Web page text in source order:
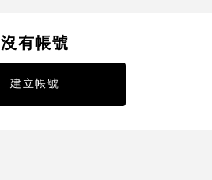
沒有帳號
建立帳號